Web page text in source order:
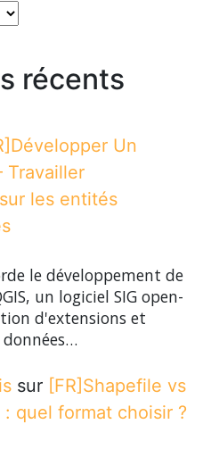
récents
Un
Travailler
les entités
le développement de
un logiciel SIG open-
d'extensions et
sur [FR]Shapefile vs
: quel format choisir ?